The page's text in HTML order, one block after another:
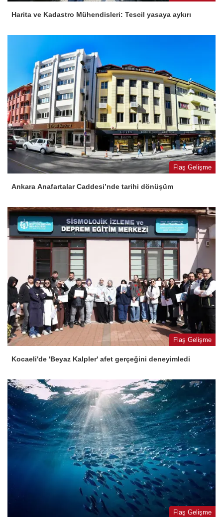
Harita ve Kadastro Mühendisleri: Tescil yasaya aykırı
Flaş Gelişme
Ankara Anafartalar Caddesi’nde tarihi dönüşüm
Flaş Gelişme
Kocaeli'de 'Beyaz Kalpler' afet gerçeğini deneyimledi
Flaş Gelişme